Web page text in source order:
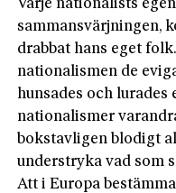
Varje nationalists
sammansvärjningen,
drabbat hans eget
nationalismen de
hunsades och
nationalismer
bokstavligen blodigt
understryka vad som
Att i Europa